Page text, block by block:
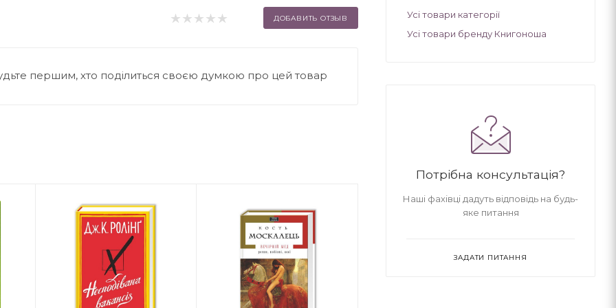
ДОБАВИТЬ ОТЗЫВ
першим, хто поділиться своєю думкою про цей товар
Усі товари категорії
Усі товари бренду Книгоноша
Потрібна консультація?
Наші фахівці дадуть відповідь на будь-
яке питання
ЗАДАТИ ПИТАННЯ